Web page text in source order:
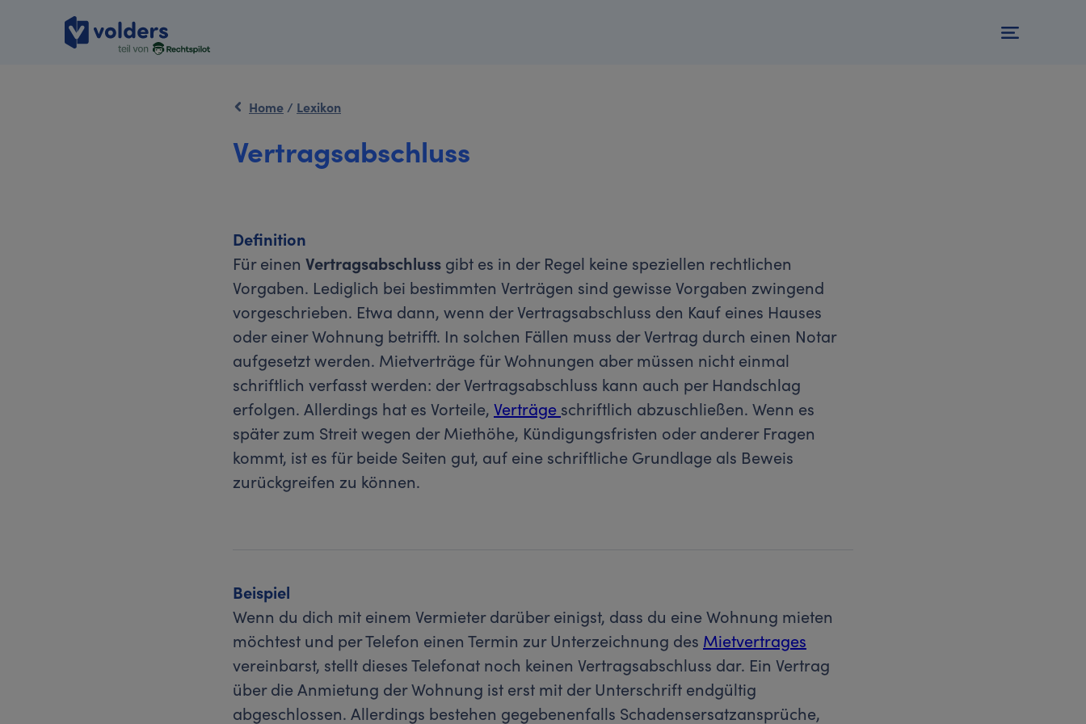
Home / Lexikon
Vertragsabschluss
Definition
Für einen Vertragsabschluss gibt es in der Regel keine speziellen rechtlichen
Vorgaben. Lediglich bei bestimmten Verträgen sind gewisse Vorgaben zwingend
vorgeschrieben. Etwa dann, wenn der Vertragsabschluss den Kauf eines Hauses
oder einer Wohnung betrifft. In solchen Fällen muss der Vertrag durch einen Notar
aufgesetzt werden. Mietverträge für Wohnungen aber müssen nicht einmal
schriftlich verfasst werden: der Vertragsabschluss kann auch per Handschlag
erfolgen. Allerdings hat es Vorteile, Verträge schriftlich abzuschließen. Wenn es
später zum Streit wegen der Miethöhe, Kündigungsfristen oder anderer Fragen
kommt, ist es für beide Seiten gut, auf eine schriftliche Grundlage als Beweis
zurückgreifen zu können.
Beispiel
Wenn du dich mit einem Vermieter darüber einigst, dass du eine Wohnung mieten
möchtest und per Telefon einen Termin zur Unterzeichnung des Mietvertrages
vereinbarst, stellt dieses Telefonat noch keinen Vertragsabschluss dar. Ein Vertrag
über die Anmietung der Wohnung ist erst mit der Unterschrift endgültig
abgeschlossen. Allerdings bestehen gegebenenfalls Schadensersatzansprüche,